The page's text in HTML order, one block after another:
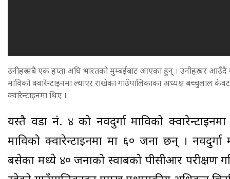
उनीहरु सबै एक हप्ता अघि भारतको मुम्बईबाट आएका हुन् । उनीहरु घर आउँदै
माविको क्वारेन्टाइनमा ल्याएर राखेका गाउँपालिकाका अध्यक्ष बच्चुलाल
क्वारेन्टाइनमा थिए ।
यस्तै वडा नंं. ४ को नवदुर्गा माविको
माविको क्वारेन्टाइनमा मा ६० जना छन् । नवदुर्गा
बसेका मध्ये ४० जनाको स्वाबको पीसीआर परीक्षण